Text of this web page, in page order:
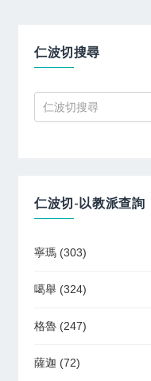
仁波切搜尋
仁波切-以教派查詢
寧瑪 (303)
噶舉 (324)
格魯 (247)
薩迦 (72)